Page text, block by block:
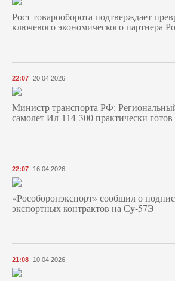
Рост товарооборота подтверждает
ключевого экономического партнера
22:07 20.04.2026
Министр транспорта РФ:
самолет Ил-114-300 практически готов
22:07 16.04.2026
«Рособоронэкспорт» сообщил о
экспортных контрактов на Су-57Э
21:08 10.04.2026